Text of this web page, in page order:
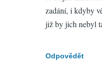
zadání, i kdyby
již by jich nebyl
Odpovědět